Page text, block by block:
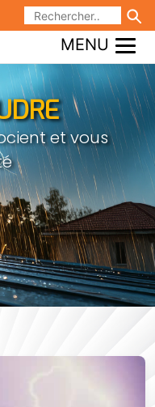
MENU
et vous